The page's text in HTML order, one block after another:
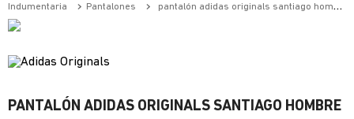
indumentaria pantalones pantalón adidas originals santiago hombre
PANTALÓN ADIDAS ORIGINALS SANTIAGO HOMBRE